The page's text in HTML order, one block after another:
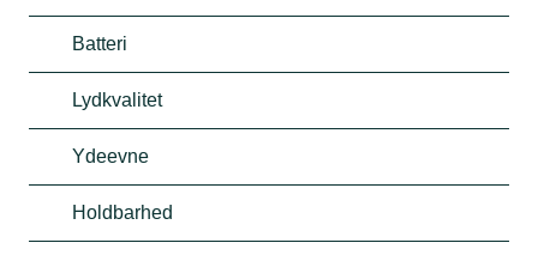
Batteri
Lydkvalitet
Ydeevne
Holdbarhed